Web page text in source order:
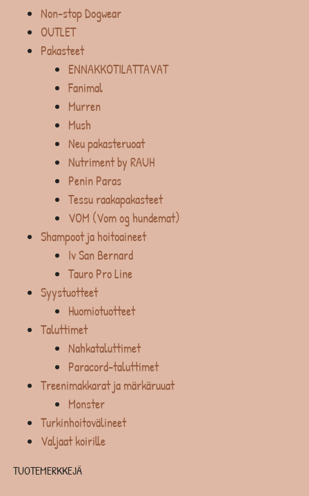
Non-stop Dogwear
OUTLET
Pakasteet
ENNAKKOTILATTAVAT
Fanimal
Murren
Mush
Neu pakasteruoat
Nutriment by RAUH
Penin Paras
Tessu raakapakasteet
VOM (Vom og hundemat)
Shampoot ja hoitoaineet
Iv San Bernard
Tauro Pro Line
Syystuotteet
Huomiotuotteet
Taluttimet
Nahkataluttimet
Paracord-taluttimet
Treenimakkarat ja märkäruuat
Monster
Turkinhoitovälineet
Valjaat koirille
TUOTEMERKKEJÄ